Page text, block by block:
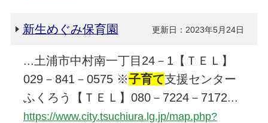
新生めぐみ保育園 更新日：2023年5月24日
...土浦市中村南一丁目24－1【ＴＥＬ】
029－841－0575 ※子育て支援センター
ふくろう【ＴＥＬ】080－7224－7172...
https://www.city.tsuchiura.lg.jp/map.php?